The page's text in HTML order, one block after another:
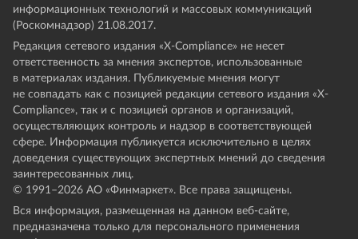
информационных технологий и массовых коммуникаций
(Роскомнадзор) 21.08.2017.
Редакция сетевого издания «X-Compliance» не несет
ответственность за мнения экспертов, использованные
в материалах издания. Публикуемые мнения могут
не совпадать как с позицией редакции сетевого издания «X-
Compliance», так и с позицией органов и организаций,
осуществляющих контроль и надзор в соответствующей
сфере. Информация публикуется исключительно в целях
доведения существующих экспертных мнений до сведения
заинтересованных лиц.
© 1991–2026 АО «Финмаркет». Все права защищены.
Вся информация, размещенная на данном веб-сайте,
предназначена только для персонального применения